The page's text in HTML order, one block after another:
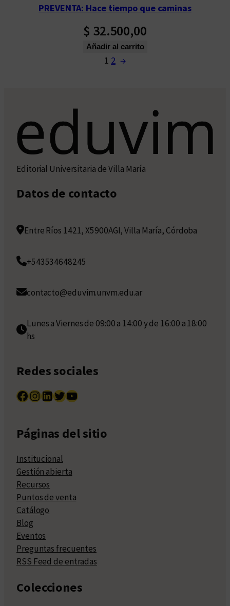
PREVENTA: Hace tiempo que caminas
$ 32.500,00
Añadir al carrito
1 2 →
Editorial Universitaria de Villa María
Datos de contacto
Entre Ríos 1421, X5900AGI, Villa María, Córdoba
+543534648245
contacto@eduvim.unvm.edu.ar
Lunes a Viernes de 09:00 a 14:00 y de 16:00 a 18:00
hs
Redes sociales
Facebook InstagramLinkedIn Twitter YouTube
Páginas del sitio
Institucional
Gestión abierta
Recursos
Puntos de venta
Catálogo
Blog
Eventos
Preguntas frecuentes
RSS Feed de entradas
Colecciones